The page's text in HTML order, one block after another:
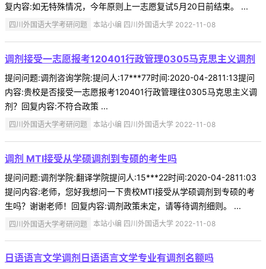
复内容:如无特殊情况，今年原则上一志愿复试5月20日前结束。 ...
四川外国语大学考研问题 本站小编 四川外国语大学 2022-11-08
调剂接受一志愿报考120401行政管理0305马克思主义调剂
提问问题:调剂咨询学院:提问人:17***77时间:2020-04-2811:13提问
内容:贵校是否接受一志愿报考120401行政管理往0305马克思主义调
剂？回复内容:不符合政策 ...
四川外国语大学考研问题 本站小编 四川外国语大学 2022-11-08
调剂 MTI接受从学硕调剂到专硕的考生吗
提问问题:调剂学院:翻译学院提问人:15***22时间:2020-04-2811:03
提问内容:老师，您好我想问一下贵校MTI接受从学硕调剂到专硕的考
生吗？谢谢老师！回复内容:调剂政策未定，请等待调剂细则。 ...
四川外国语大学考研问题 本站小编 四川外国语大学 2022-11-08
日语语言文学调剂日语语言文学专业有调剂名额吗